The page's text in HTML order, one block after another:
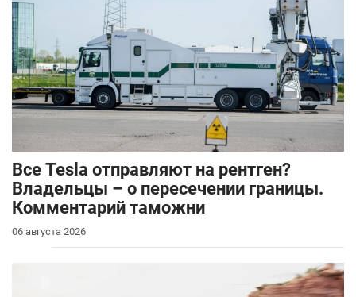
Все Tesla отправляют на рентген?
Владельцы – о пересечении границы.
Комментарий таможни
06 августа 2026